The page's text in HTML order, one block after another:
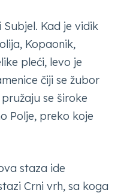
Kad je vidik
Kopaonik,
pleći, levo je
čiji se žubor
se široke
Polje, preko koje
staza ide
Crni vrh, sa koga